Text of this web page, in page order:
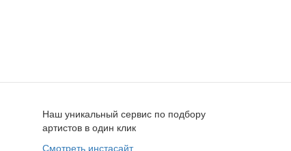
Наш уникальный сервис по подбору
артистов в один клик
Смотреть инстасайт